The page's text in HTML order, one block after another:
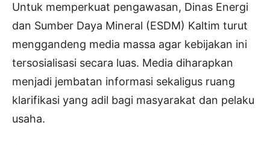
Untuk memperkuat pengawasan, Dinas Energi
dan Sumber Daya Mineral (ESDM) Kaltim turut
menggandeng media massa agar kebijakan ini
tersosialisasi secara luas. Media diharapkan
menjadi jembatan informasi sekaligus ruang
klarifikasi yang adil bagi masyarakat dan pelaku
usaha.